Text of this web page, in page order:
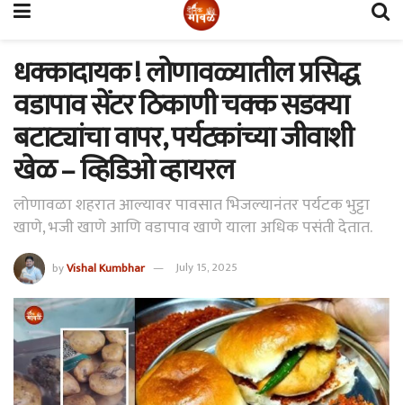
धक्कादायक ! लोणावळ्यातील प्रसिद्ध
वडापाव सेंटर ठिकाणी चक्क सडक्या
बटाट्यांचा वापर, पर्यटकांच्या जीवाशी
खेळ – व्हिडिओ व्हायरल
लोणावळा शहरात आल्यावर पावसात भिजल्यानंतर पर्यटक भुट्टा
खाणे, भजी खाणे आणि वडापाव खाणे याला अधिक पसंती देतात.
byVishal Kumbhar July 15, 2025